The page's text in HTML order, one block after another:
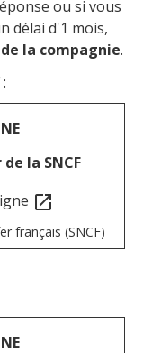
ou si vous
délai d'1 mois,
la compagnie.
:
la SNCF
open_in_new
français (SNCF)